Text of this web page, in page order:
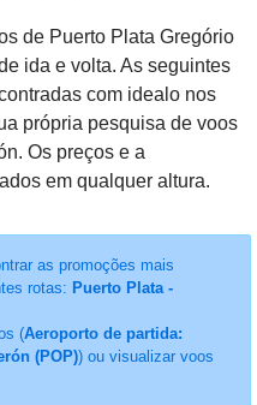
de Puerto Plata Gregório
ida e volta. As seguintes
com idealo nos
própria pesquisa de voos
Os preços e a
em qualquer altura.
as promoções mais
rotas: Puerto Plata -
(Aeroporto de partida:
(POP)) ou visualizar voos